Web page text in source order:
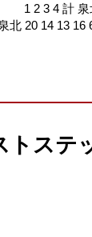
2 3 4 計 泉北
20 14 13 16
トステ